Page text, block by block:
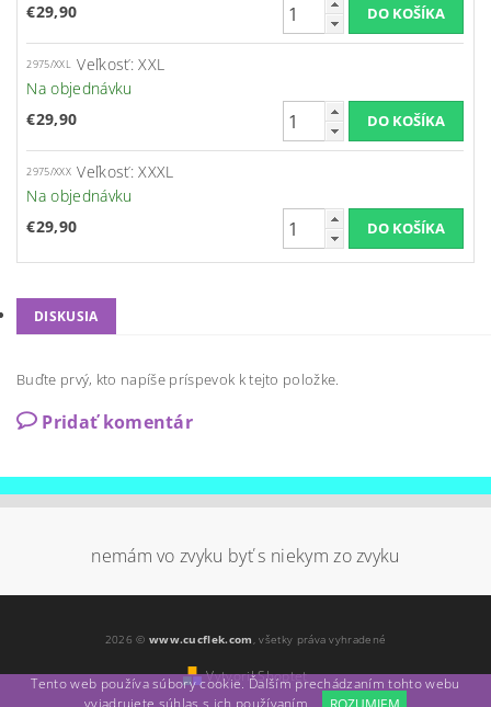
€29,90
2975/XXL Veľkosť: XXL
Na objednávku
€29,90
2975/XXX Veľkosť: XXXL
Na objednávku
€29,90
DISKUSIA
Buďte prvý, kto napíše príspevok k tejto položke.
Pridať komentár
nemám vo zvyku byť s niekym zo zvyku
2026 © www.cucflek.com, všetky práva vyhradené
Vytvoril Shoptet
Tento web používa súbory cookie. Ďalším prechádzaním tohto webu